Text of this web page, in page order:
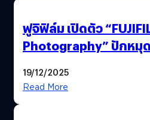
ฟูจิฟิล์ม เปิดตัว
Photography” ปักหมุ
19/12/2025
Read More